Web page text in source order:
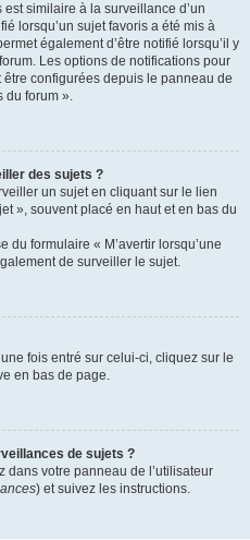
similaire à la surveillance d’un
lorsqu’un sujet favoris a été mis à
également d’être notifié lorsqu’il y
Les options de notifications pour
configurées depuis le panneau de
du forum ».
des sujets ?
un sujet en cliquant sur le lien
», souvent placé en haut et en bas du
du formulaire « M’avertir lorsqu’une
de surveiller le sujet.
fois entré sur celui-ci, cliquez sur le
en bas de page.
de sujets ?
dans votre panneau de l’utilisateur
) et suivez les instructions.